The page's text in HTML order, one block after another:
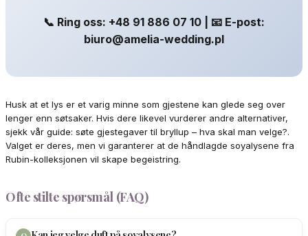
📞 Ring oss: +48 91 886 07 10 | 📧 E-post:
biuro@amelia-wedding.pl
Husk at et lys er et varig minne som gjestene kan glede seg over
lenger enn søtsaker. Hvis dere likevel vurderer andre alternativer,
sjekk vår guide: søte gjestegaver til bryllup – hva skal man velge?.
Valget er deres, men vi garanterer at de håndlagde soyalysene fra
Rubin-kolleksjonen vil skape begeistring.
Ofte stilte spørsmål (FAQ)